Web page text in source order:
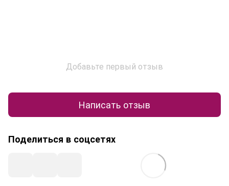
Добавьте первый отзыв
Написать отзыв
Поделиться в соцсетях